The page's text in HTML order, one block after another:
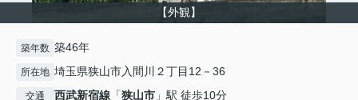
【外観】
築年数 築46年
所在地 埼玉県狭山市入間川２丁目12－36
交通 西武新宿線 「狭山市 」駅 徒歩10分